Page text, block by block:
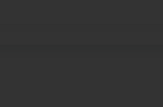
no turn signals and would